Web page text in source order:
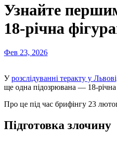
Узнайте
18-річна
Фев 23, 2026
Урозслідуванні теракту у
ще одна підозрювана — 18-річна
Про це під час брифінгу 23
Підготовка злочину